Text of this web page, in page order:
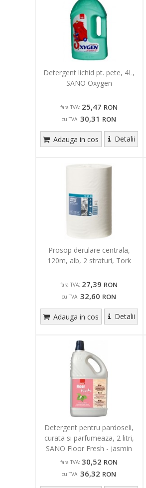
Detergent lichid pt. pete, 4L,
SANO Oxygen
fara TVA: 25,47 RON
cu TVA: 30,31 RON
Adauga in cos Detalii
Prosop derulare centrala,
120m, alb, 2 straturi, Tork
fara TVA: 27,39 RON
cu TVA: 32,60 RON
Adauga in cos Detalii
Detergent pentru pardoseli,
curata si parfumeaza, 2 litri,
SANO Floor Fresh - jasmin
fara TVA: 30,52 RON
cu TVA: 36,32 RON